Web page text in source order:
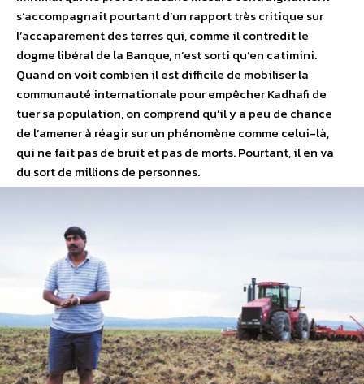
s’accompagnait pourtant d’un rapport très critique sur
l’accaparement des terres qui, comme il contredit le
dogme libéral de la Banque, n’est sorti qu’en catimini.
Quand on voit combien il est difficile de mobiliser la
communauté internationale pour empêcher Kadhafi de
tuer sa population, on comprend qu’il y a peu de chance
de l’amener à réagir sur un phénomène comme celui-là,
qui ne fait pas de bruit et pas de morts. Pourtant, il en va
du sort de millions de personnes.